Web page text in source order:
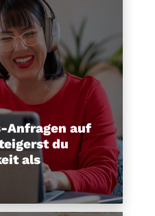
Anfragen auf
du
als